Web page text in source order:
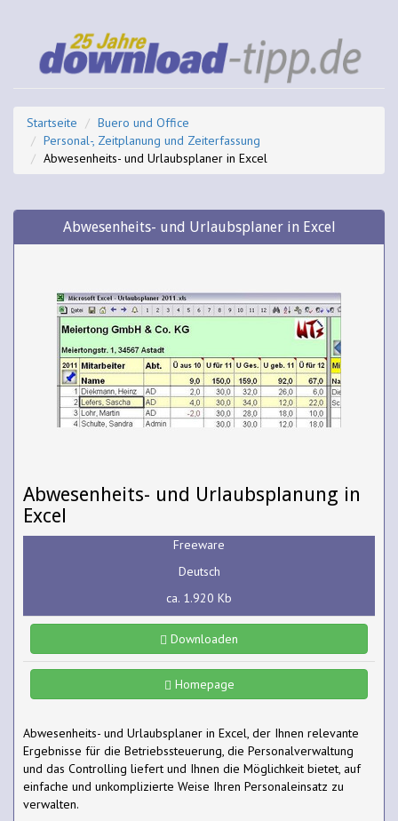
Startseite
Buero und Office
Personal-, Zeitplanung und Zeiterfassung
Abwesenheits- und Urlaubsplaner in Excel
Abwesenheits- und Urlaubsplaner in Excel
Abwesenheits- und Urlaubsplanung in
Excel
Freeware
Deutsch
ca. 1.920 Kb
Downloaden
Homepage
Abwesenheits- und Urlaubsplaner in Excel, der Ihnen relevante
Ergebnisse für die Betriebssteuerung, die Personalverwaltung
und das Controlling liefert und Ihnen die Möglichkeit bietet, auf
einfache und unkomplizierte Weise Ihren Personaleinsatz zu
verwalten.